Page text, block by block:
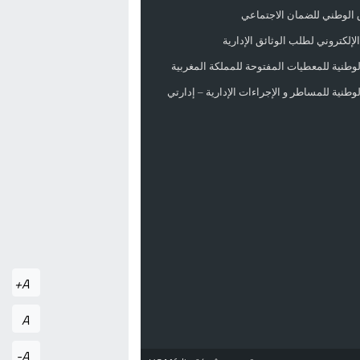
الوطني للضمان الاجتماعي
لطلب الوثائق الإدارية
الوطنية للمعطيات المفتوحة للمملكة المغربية
الوطنية للمساطر و الإجراءات الإدارية – إدارتي
A+
A